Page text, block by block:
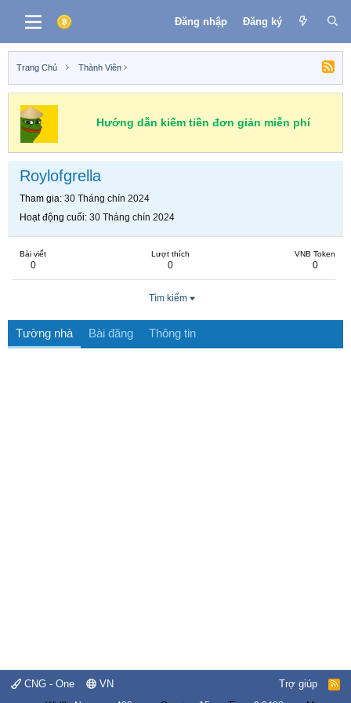
Đăng nhập Đăng ký
Trang Chủ Thành Viên
Hướng dẫn kiếm tiền đơn giản miễn phí
Roylofgrella
Tham gia 30 Tháng chín 2024
Hoạt động cuối 30 Tháng chín 2024
Bài viết
0
Lượt thích
0
VNB Token
0
Tìm kiếm
Tường nhà Bài đăng Thông tin
CNG - One VN Trợ giúp
R